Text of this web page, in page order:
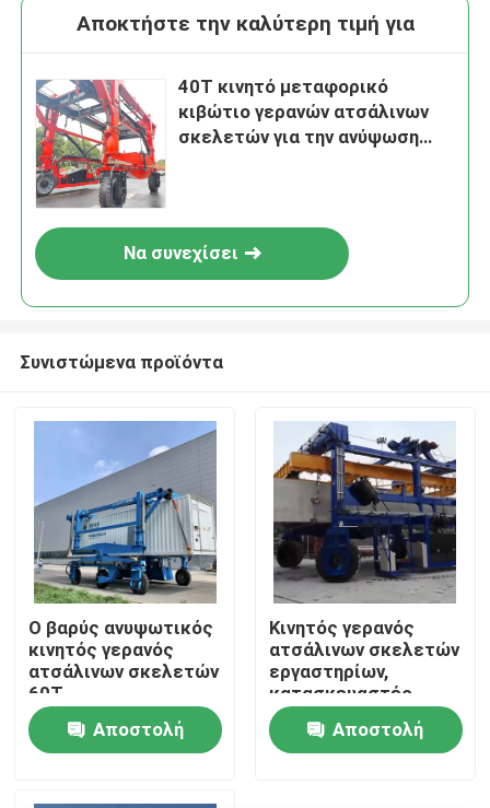
Σπίτι
Προϊόντα
Βίντεο
Αποκτήστε την καλύτερη τιμή για
40T κινητό μεταφορικό
κιβώτιο γερανών ατσάλινων
σκελετών για την ανύψωση
Να συνεχίσει
Συνιστώμενα προϊόντα
Ο βαρύς ανυψωτικός
κινητός γερανός
ατσάλινων σκελετών
60T
προκατασκεύασε το
σκυρόδεμα
καβαλικεύει το
Αποστολή
Κινητός γερανός
ατσάλινων σκελετών
εργαστηρίων,
κατασκευαστές
γερανών ατσάλινων
σκελετών
εμπορευματοκιβωτίων
Αποστολή